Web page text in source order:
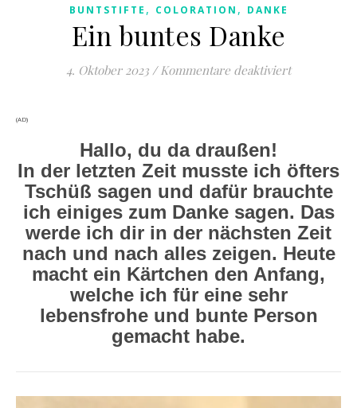
BUNTSTIFTE , COLORATION , DANKE
Ein buntes Danke
4. Oktober 2023 / Kommentare deaktiviertfür Ein
(AD)
Hallo, du da draußen!
In der letzten Zeit musste ich öfters
Tschüß sagen und dafür brauchte
ich einiges zum Danke sagen. Das
werde ich dir in der nächsten Zeit
nach und nach alles zeigen. Heute
macht ein Kärtchen den Anfang,
welche ich für eine sehr
lebensfrohe und bunte Person
gemacht habe.